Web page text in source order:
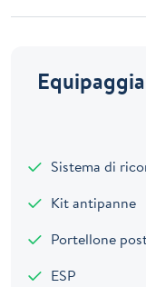
Sistema di
Kit antipanne
Portellone
ESP